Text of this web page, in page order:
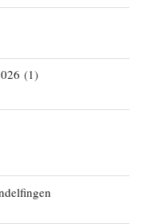
(1)